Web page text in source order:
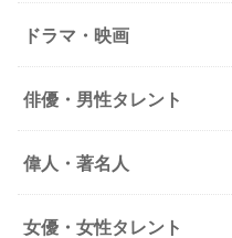
ドラマ・映画
俳優・男性タレント
偉人・著名人
女優・女性タレント